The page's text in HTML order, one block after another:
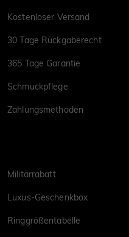
Kostenloser Versand
30 Tage Rückgaberecht
365 Tage Garantie
Schmuckpflege
Zahlungsmethoden
Militärrabatt
Luxus-Geschenkbox
Ringgrößentabelle